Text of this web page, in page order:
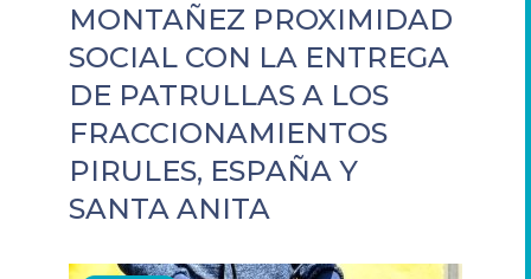
MONTAÑEZ PROXIMIDAD
SOCIAL CON LA ENTREGA
DE PATRULLAS A LOS
FRACCIONAMIENTOS
PIRULES, ESPAÑA Y
SANTA ANITA